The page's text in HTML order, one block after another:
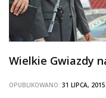
Wielkie Gwiazdy
OPUBLIKOWANO: 31 LIPCA,